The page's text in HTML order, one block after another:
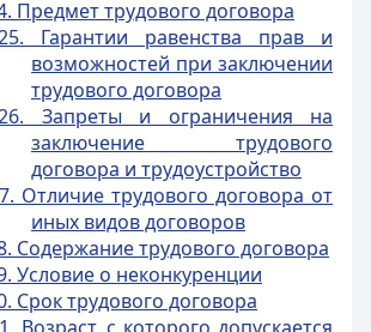
Предмет трудового договора
Гарантии равенства прав и
возможностей при заключении
трудового договора
Запреты и ограничения на
заключение трудового
договора и трудоустройство
Отличие трудового договора от
иных видов договоров
Содержание трудового договора
Условие о неконкуренции
Срок трудового договора